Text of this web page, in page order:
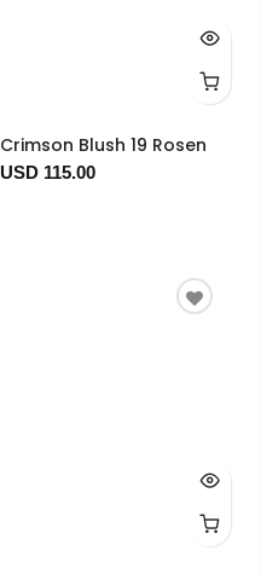
Crimson Blush 19 Rosen
USD 115.00